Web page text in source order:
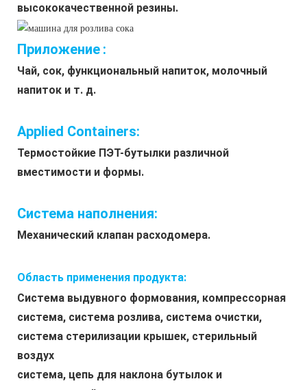
высококачественной резины.
Приложение :
Чай, сок, функциональный напиток, молочный
напиток и т. д.
Applied Containers:
Термостойкие ПЭТ-бутылки различной
вместимости и формы.
Система наполнения:
Механический клапан расходомера.
Область применения продукта:
Система выдувного формования, компрессорная
система, система розлива, система очистки,
система стерилизации крышек, стерильный
воздух
система, цепь для наклона бутылок и